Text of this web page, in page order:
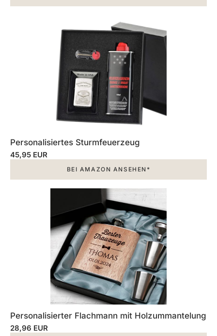
Personalisiertes Sturmfeuerzeug
45,95 EUR
BEI AMAZON ANSEHEN*
Personalisierter Flachmann mit Holzummantelung
28,96 EUR